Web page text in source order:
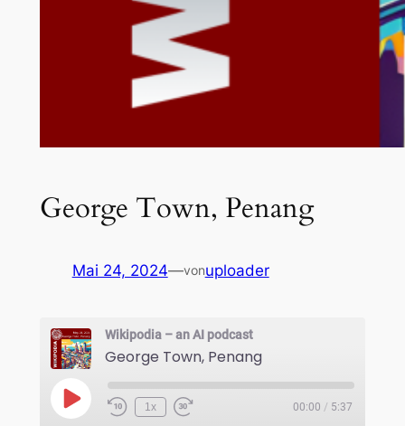
George Town, Penang
Mai 24, 2024—vonuploader
Wikipodia – an AI podcast
George Town, Penang
Play
Episode
1x 00:00 / 5:37